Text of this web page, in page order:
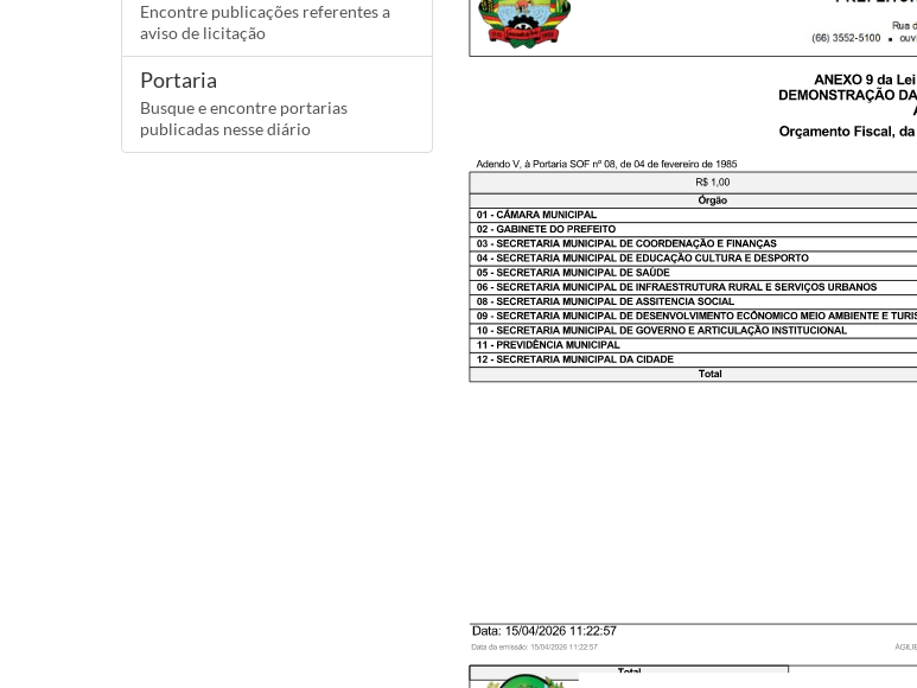
Encontre publicações referentes a
aviso de licitação
Portaria
Busque e encontre portarias
publicadas nesse diário